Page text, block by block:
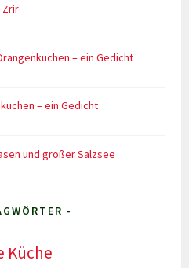
Zrir
– ein Gedicht
– ein Gedicht
und großer Salzsee
-
Küche